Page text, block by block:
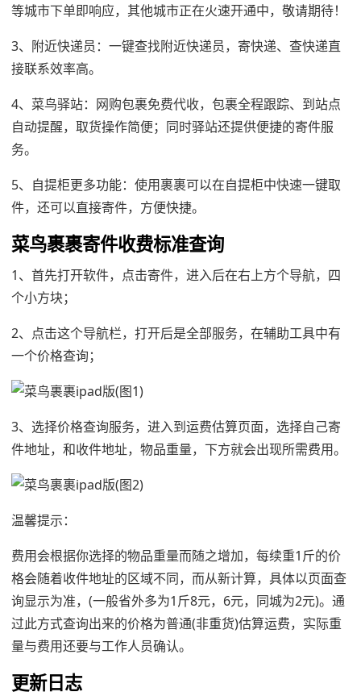
等城市下单即响应，其他城市正在火速开通中，敬请期待！
3、附近快递员：一键查找附近快递员，寄快递、查快递直
接联系效率高。
4、菜鸟驿站：网购包裹免费代收，包裹全程跟踪、到站点
自动提醒，取货操作简便；同时驿站还提供便捷的寄件服
务。
5、自提柜更多功能：使用裹裹可以在自提柜中快速一键取
件，还可以直接寄件，方便快捷。
菜鸟裹裹寄件收费标准查询
1、首先打开软件，点击寄件，进入后在右上方个导航，四
个小方块；
2、点击这个导航栏，打开后是全部服务，在辅助工具中有
一个价格查询；
3、选择价格查询服务，进入到运费估算页面，选择自己寄
件地址，和收件地址，物品重量，下方就会出现所需费用。
温馨提示：
费用会根据你选择的物品重量而随之增加，每续重1斤的价
格会随着收件地址的区域不同，而从新计算，具体以页面查
询显示为准，(一般省外多为1斤8元，6元，同城为2元)。通
过此方式查询出来的价格为普通(非重货)估算运费，实际重
量与费用还要与工作人员确认。
更新日志